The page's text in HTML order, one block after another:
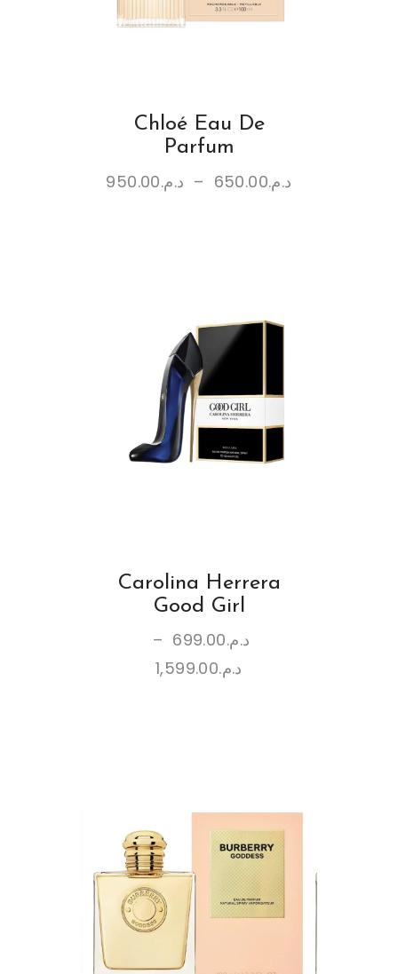
Chloé Eau De
Parfum
د.م.650.00
– د.م.950.00
Carolina Herrera
Good Girl
د.م.699.00
–
د.م.1,599.00